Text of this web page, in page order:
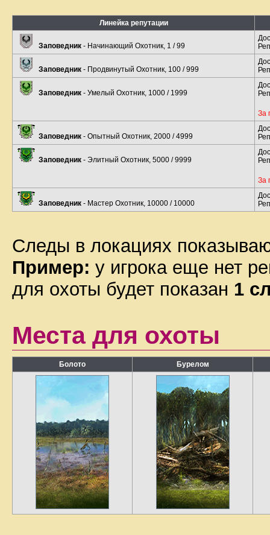
Линейка репутации
Заповедник - Начинающий Охотник, 1 / 99
Заповедник - Продвинутый Охотник, 100 / 999
Заповедник - Умелый Охотник, 1000 / 1999
За
Заповедник - Опытный Охотник, 2000 / 4999
Заповедник - Элитный Охотник, 5000 / 9999
За
Заповедник - Мастер Охотник, 10000 / 10000
Следы в локациях
Пример: у игрока еще нет
для охоты будет показан 1
Места для охоты
Болото Бурелом